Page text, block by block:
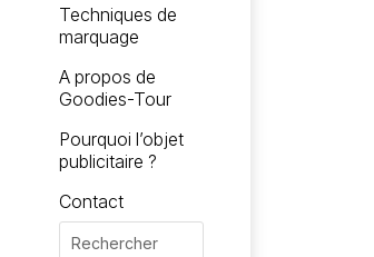
Techniques de
marquage
A propos de
Goodies-Tour
Pourquoi l’objet
publicitaire ?
Contact